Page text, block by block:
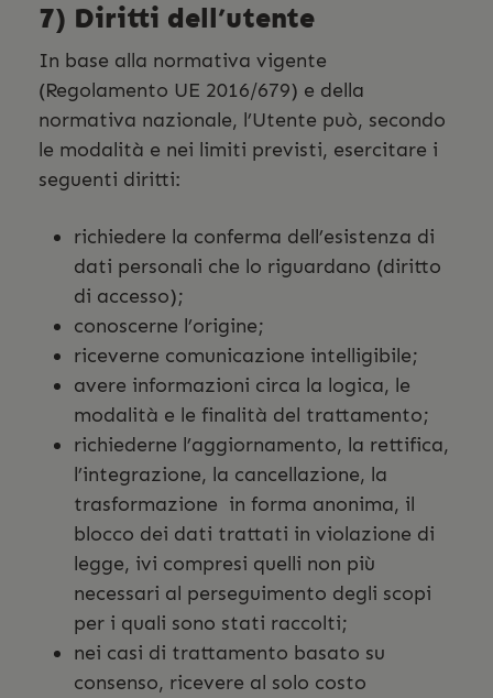
7) Diritti dell’utente
In base alla normativa vigente
(Regolamento UE 2016/679) e della
normativa nazionale, l’Utente può, secondo
le modalità e nei limiti previsti, esercitare i
seguenti diritti:
richiedere la conferma dell’esistenza di
dati personali che lo riguardano (diritto
di accesso);
conoscerne l’origine;
riceverne comunicazione intelligibile;
avere informazioni circa la logica, le
modalità e le finalità del trattamento;
richiederne l’aggiornamento, la rettifica,
l’integrazione, la cancellazione, la
trasformazione in forma anonima, il
blocco dei dati trattati in violazione di
legge, ivi compresi quelli non più
necessari al perseguimento degli scopi
per i quali sono stati raccolti;
nei casi di trattamento basato su
consenso, ricevere al solo costo